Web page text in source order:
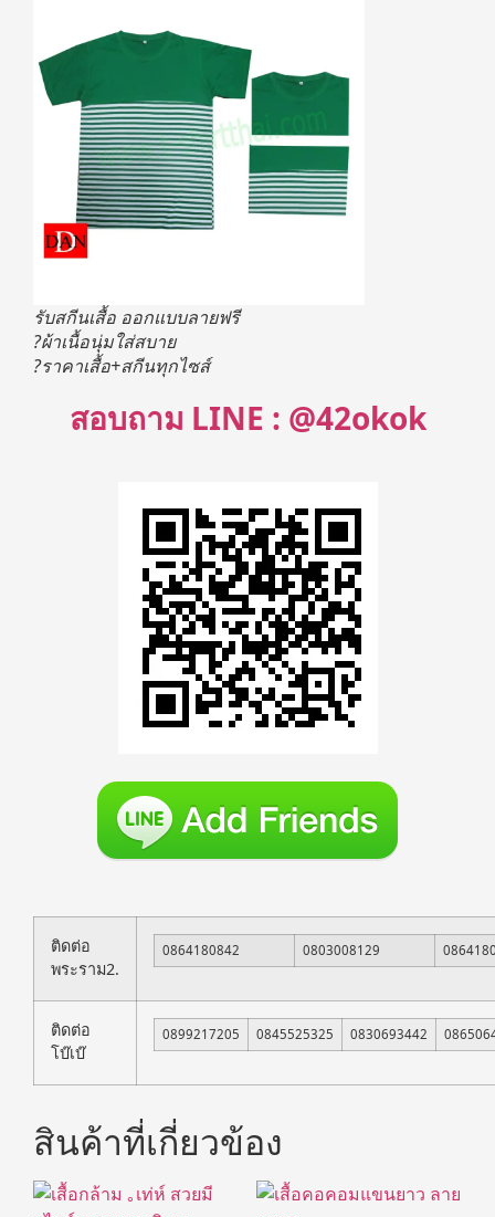
รับสกีนเสื้อ ออกแบบลายฟรี
?ผ้าเนื้อนุ่มใส่สบาย
?ราคาเสื้อ+สกีนทุกไซส์
สอบถาม LINE : @42okok
ติดต่อ
พระราม2.
0864180842 0803008129
ติดต่อ
โบ๊เบ๊
0899217205 0845525325 0830693442
สินค้าที่เกี่ยวข้อง